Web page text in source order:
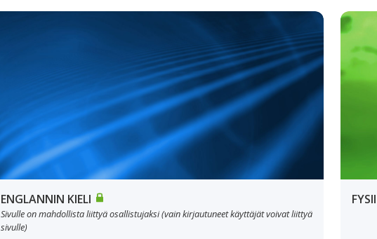
ENGLANNIN KIELI
Sivulle on mahdollista liittyä osallistujaksi (vain kirjautuneet käyttäjät voivat liittyä
sivulle)